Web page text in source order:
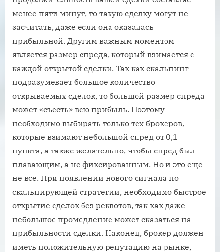
менее пяти минут, то такую сделку могут не
засчитать, даже если она оказалась
прибыльной. Другим важным моментом
является размер спреда, который взимается с
каждой открытой сделки. Так как скальпинг
подразумевает большое количество
открываемых сделок, то большой размер спреда
может «съесть» всю прибыль. Поэтому
необходимо выбирать только тех брокеров,
которые взимают небольшой спред от 0,1
пункта, а также желательно, чтобы спред был
плавающим, а не фиксированным. Но и это еще
не все. При появлении нового сигнала по
скальпирующей стратегии, необходимо быстрое
открытие сделок без реквотов, так как даже
небольшое промедление может сказаться на
прибыльности сделки. Наконец, брокер должен
иметь положительную репутацию на рынке,